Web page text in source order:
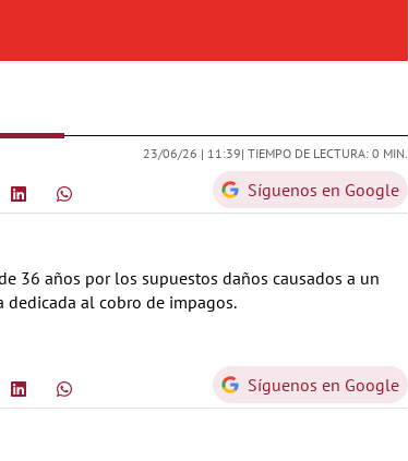
23/06/26 | 11:39| TIEMPO DE LECTURA: 0 MIN.
Síguenos en Google
36 años por los supuestos daños causados a un
al cobro de impagos.
Síguenos en Google